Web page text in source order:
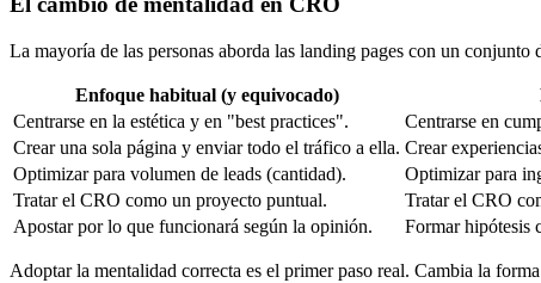
La mayoría de las personas aborda las landing pages con un conjunto
Enfoque habitual (y equivocado)
Centrarse en la estética y en "best practices".
Centrarse en
Crear una sola página y enviar todo el tráfico a ella. Crear
Optimizar para volumen de leads (cantidad).
Optimizar para
Tratar el CRO como un proyecto puntual.
Tratar el CRO
Apostar por lo que funcionará según la opinión.
Formar hipótesis
Adoptar la mentalidad correcta es el primer paso real. Cambia la